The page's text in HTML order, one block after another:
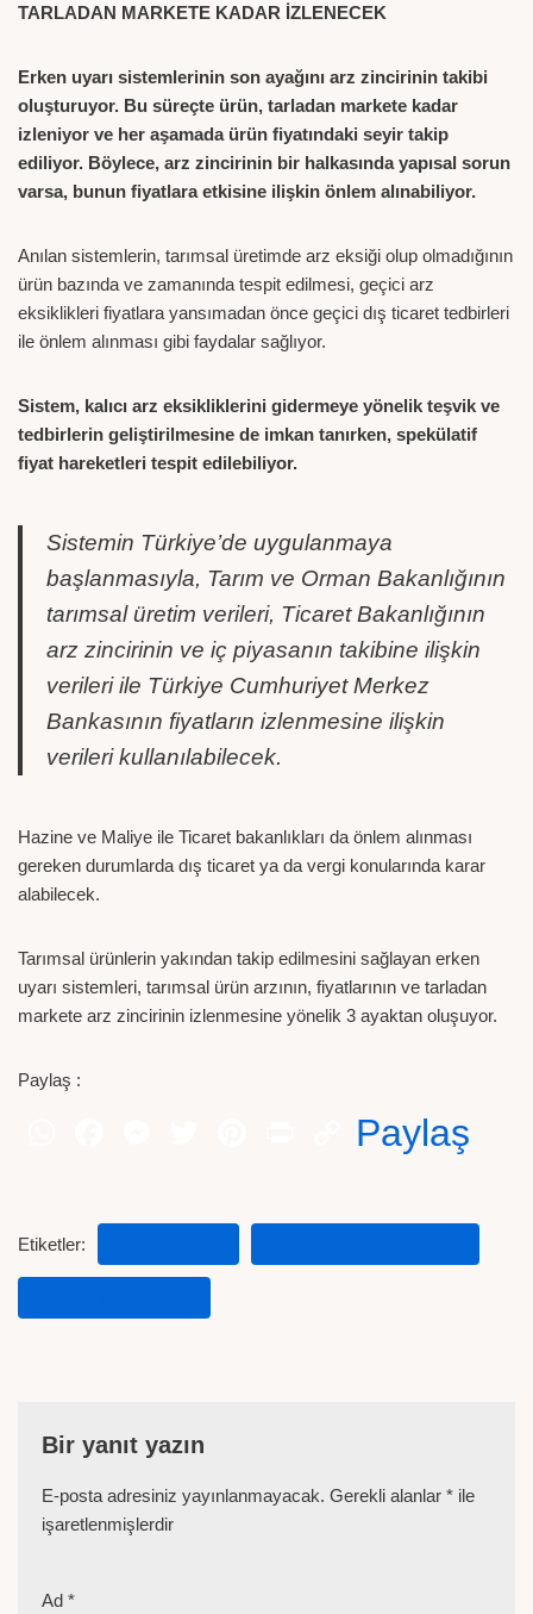
TARLADAN MARKETE KADAR İZLENECEK
Erken uyarı sistemlerinin son ayağını arz zincirinin takibi
oluşturuyor. Bu süreçte ürün, tarladan markete kadar
izleniyor ve her aşamada ürün fiyatındaki seyir takip
ediliyor. Böylece, arz zincirinin bir halkasında yapısal sorun
varsa, bunun fiyatlara etkisine ilişkin önlem alınabiliyor.
Anılan sistemlerin, tarımsal üretimde arz eksiği olup olmadığının
ürün bazında ve zamanında tespit edilmesi, geçici arz
eksiklikleri fiyatlara yansımadan önce geçici dış ticaret tedbirleri
ile önlem alınması gibi faydalar sağlıyor.
Sistem, kalıcı arz eksikliklerini gidermeye yönelik teşvik ve
tedbirlerin geliştirilmesine de imkan tanırken, spekülatif
fiyat hareketleri tespit edilebiliyor.
Sistemin Türkiye’de uygulanmaya
başlanmasıyla, Tarım ve Orman Bakanlığının
tarımsal üretim verileri, Ticaret Bakanlığının
arz zincirinin ve iç piyasanın takibine ilişkin
verileri ile Türkiye Cumhuriyet Merkez
Bankasının fiyatların izlenmesine ilişkin
verileri kullanılabilecek.
Hazine ve Maliye ile Ticaret bakanlıkları da önlem alınması
gereken durumlarda dış ticaret ya da vergi konularında karar
alabilecek.
Tarımsal ürünlerin yakından takip edilmesini sağlayan erken
uyarı sistemleri, tarımsal ürün arzının, fiyatlarının ve tarladan
markete arz zincirinin izlenmesine yönelik 3 ayaktan oluşuyor.
Paylaş :
Paylaş
Etiketler:
Bir yanıt yazın
E-posta adresiniz yayınlanmayacak. Gerekli alanlar * ile
işaretlenmişlerdir
Ad *